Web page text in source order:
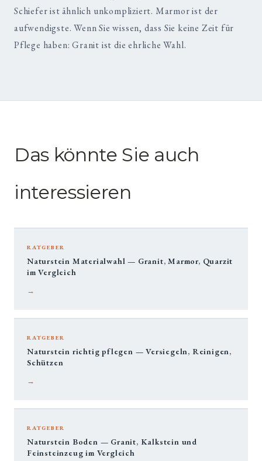
Schiefer ist ähnlich unkompliziert. Marmor ist der
aufwendigste. Wenn Sie wissen, dass Sie keine Zeit für
Pflege haben: Granit ist die ehrliche Wahl.
Das könnte Sie auch
interessieren
RATGEBER
Naturstein Materialwahl — Granit, Marmor, Quarzit
im Vergleich
→
RATGEBER
Naturstein richtig pflegen — Versiegeln, Reinigen,
Schützen
→
RATGEBER
Naturstein Boden — Granit, Kalkstein und
Feinsteinzeug im Vergleich